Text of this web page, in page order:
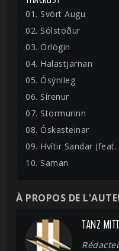
01. Svört Augu
02. Sólstöður
03. Örlögin
04. Halastjarnan
05. Ósýnileg
06. Sírenur
07. Stormurinn
08. Óskasteinar
09. Hvítir Sandar (feat.
10. Saman
À PROPOS DE
TANZ